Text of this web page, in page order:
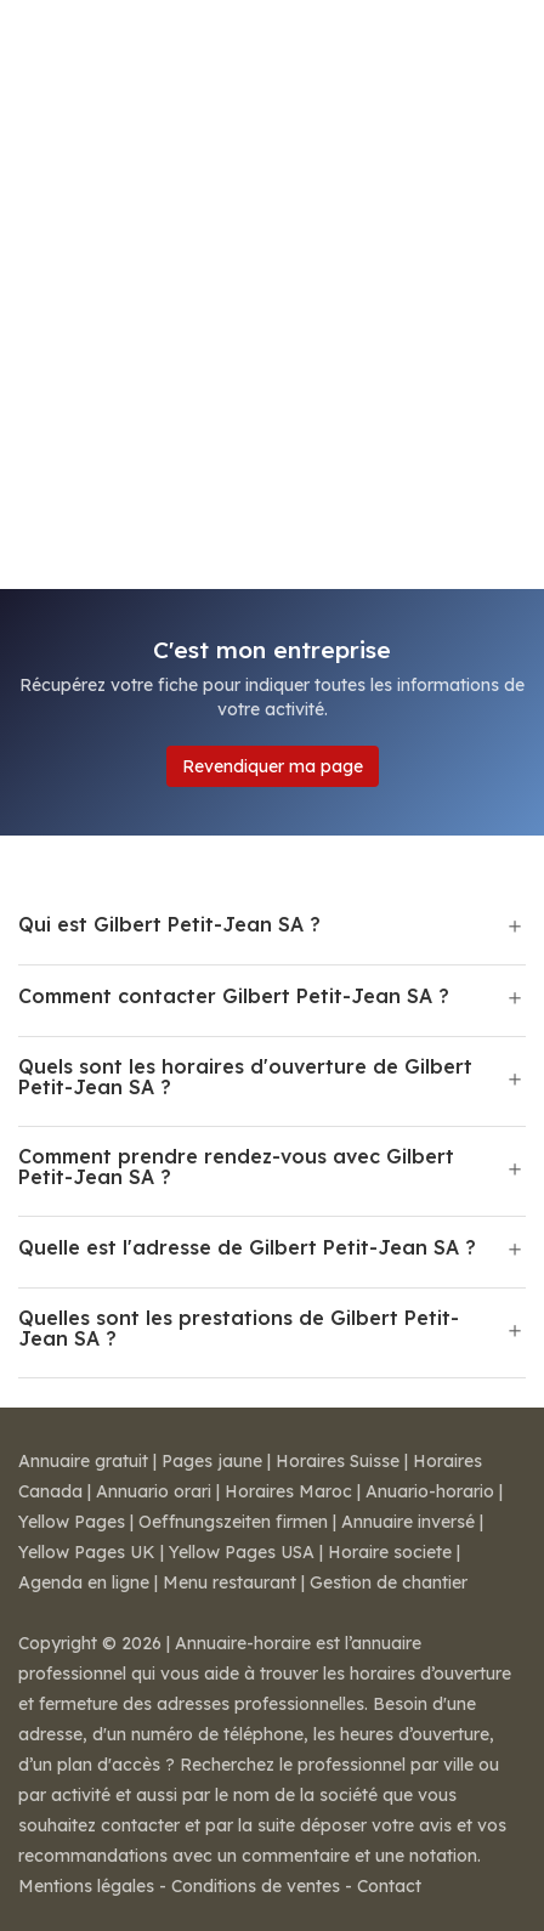
C'est mon entreprise
Récupérez votre fiche pour indiquer toutes les informations de
votre activité.
Revendiquer ma page
Qui est Gilbert Petit-Jean SA ?
Comment contacter Gilbert Petit-Jean SA ?
Quels sont les horaires d'ouverture de Gilbert
Petit-Jean SA ?
Comment prendre rendez-vous avec Gilbert
Petit-Jean SA ?
Quelle est l'adresse de Gilbert Petit-Jean SA ?
Quelles sont les prestations de Gilbert Petit-
Jean SA ?
Annuaire gratuit | Pages jaune | Horaires Suisse | Horaires
Canada | Annuario orari | Horaires Maroc | Anuario-horario |
Yellow Pages | Oeffnungszeiten firmen | Annuaire inversé |
Yellow Pages UK | Yellow Pages USA | Horaire societe |
Agenda en ligne | Menu restaurant | Gestion de chantier
Copyright © 2026 | Annuaire-horaire est l’annuaire
professionnel qui vous aide à trouver les horaires d’ouverture
et fermeture des adresses professionnelles. Besoin d'une
adresse, d'un numéro de téléphone, les heures d’ouverture,
d’un plan d'accès ? Recherchez le professionnel par ville ou
par activité et aussi par le nom de la société que vous
souhaitez contacter et par la suite déposer votre avis et vos
recommandations avec un commentaire et une notation.
Mentions légales - Conditions de ventes - Contact